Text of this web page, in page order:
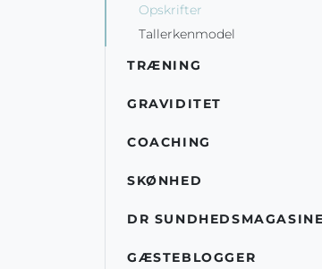
Opskrifter
Tallerkenmodel
TRÆNING
GRAVIDITET
COACHING
SKØNHED
DR
GÆSTEBLOGGER